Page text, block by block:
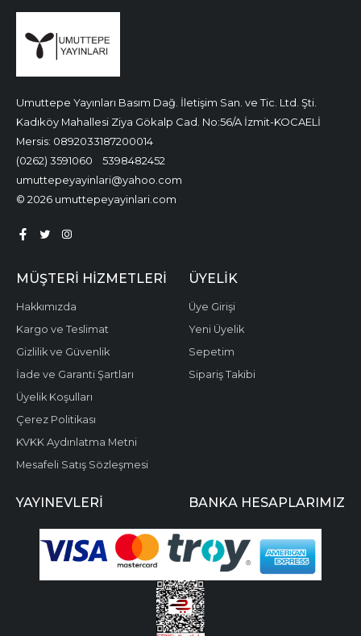
Umuttepe Yayınları Basım Dağ. İletişim San. ve Tic. Ltd. Şti.
Kadıköy Mahallesi Ziya Gökalp Cad. No:56/A İzmit-KOCAELİ
Mersis: 0892033187200014
(0262) 3591060
5398482452
umuttepeyayinlari@yahoo.com
© 2026 umuttepeyayinlari.com
MÜŞTERI HIZMETLERI
Hakkımızda
Kargo ve Teslimat
Gizlilik ve Güvenlik
İade ve Garanti Şartları
Üyelik Koşulları
Çerez Politikası
KVKK Aydınlatma Metni
Mesafeli Satış Sözleşmesi
ÜYELIK
Üye Girişi
Yeni Üyelik
Sepetim
Sipariş Takibi
YAYINEVLERI BANKA HESAPLARIMIZ